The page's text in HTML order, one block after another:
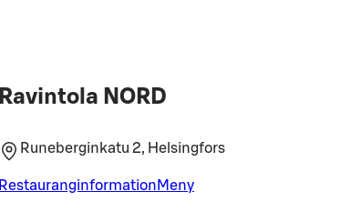
Ravintola NORD
Runeberginkatu 2, Helsingfors
Restauranginformation Meny